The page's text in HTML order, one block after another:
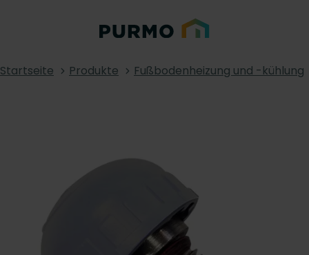
Startseite Produkte Fußbodenheizung und -kühlung